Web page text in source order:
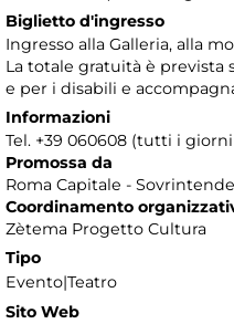
Biglietto d'ingresso
Ingresso alla Galleria, alla
La totale gratuità è prevista
e per i disabili e
Informazioni
Tel. +39 060608 (tutti i giorni
Promossa da
Roma Capitale -
Coordinamento
Zètema Progetto Cultura
Tipo
Evento|Teatro
Sito Web